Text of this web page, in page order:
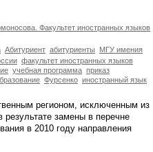
Факультет иностранных языков
Абитуриент абитуриенты
МГУ имения
факультет иностранных языков
учебная программа приказ
Фурсенко иностранный язык
регионом, исключенным из
замены в перечне
в 2010 году направления